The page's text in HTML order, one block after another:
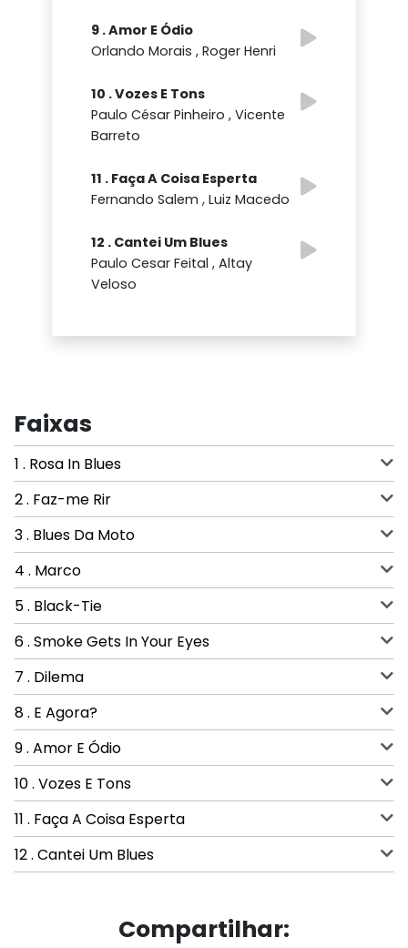
9 . Amor E Ódio
Orlando Morais , Roger Henri
10 . Vozes E Tons
Paulo César Pinheiro , Vicente
Barreto
11 . Faça A Coisa Esperta
Fernando Salem , Luiz Macedo
12 . Cantei Um Blues
Paulo Cesar Feital , Altay
Veloso
Faixas
1 . Rosa In Blues
2 . Faz-me Rir
3 . Blues Da Moto
4 . Marco
5 . Black-Tie
6 . Smoke Gets In Your Eyes
7 . Dilema
8 . E Agora?
9 . Amor E Ódio
10 . Vozes E Tons
11 . Faça A Coisa Esperta
12 . Cantei Um Blues
Compartilhar: